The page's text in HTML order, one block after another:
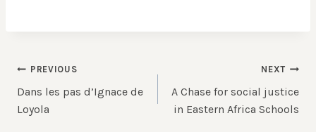
Post
navigation
PREVIOUS
Dans les pas d’Ignace de
Loyola
NEXT
A Chase for social justice
in Eastern Africa Schools